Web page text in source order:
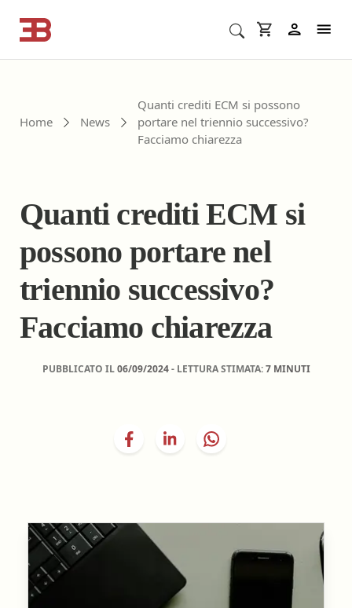
Home News
Quanti crediti ECM si possono
portare nel triennio successivo?
Facciamo chiarezza
Quanti crediti ECM si
possono portare nel
triennio successivo?
Facciamo chiarezza
PUBBLICATO IL06/09/2024- LETTURA STIMATA:7 MINUTI